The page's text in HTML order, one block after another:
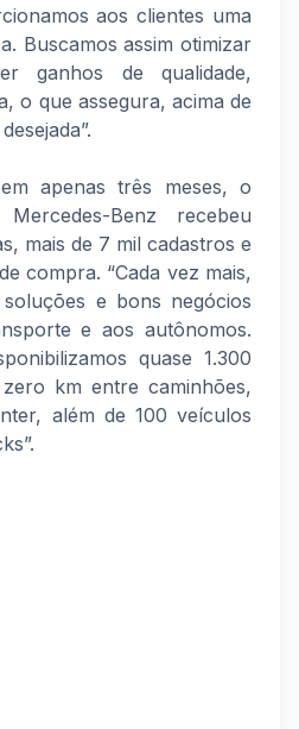
aos clientes uma
Buscamos assim otimizar
ganhos de qualidade,
o que assegura, acima de
apenas três meses, o
Benz recebeu
mais de 7 mil cadastros e
compra. “Cada vez mais,
e bons negócios
e aos autônomos.
quase 1.300
km entre caminhões,
além de 100 veículos